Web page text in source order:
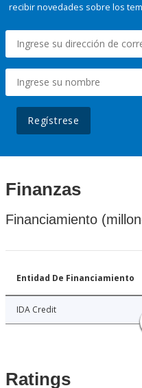
recibir novedades sobre los
Regístrese
Finanzas
Financiamiento
Entidad De Financiamiento
IDA Credit
Ratings